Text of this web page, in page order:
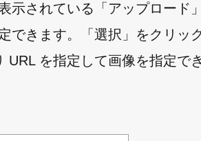
示されている「アップロード
きます。「選択」をクリッ
を指定して画像を指定で